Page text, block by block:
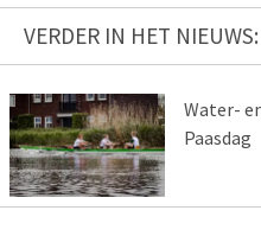
VERDER IN HET NIEUWS:
Water-
Paasdag